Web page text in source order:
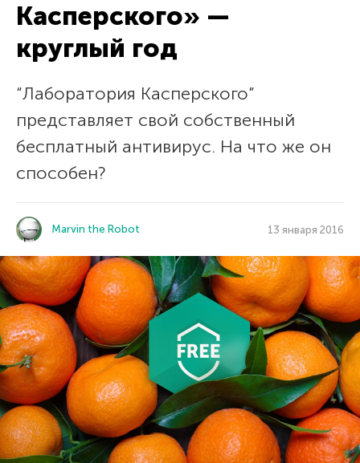
Касперского» —
круглый год
“Лаборатория Касперского”
представляет свой собственный
бесплатный антивирус. На что же он
способен?
Marvin the Robot 13 января 2016